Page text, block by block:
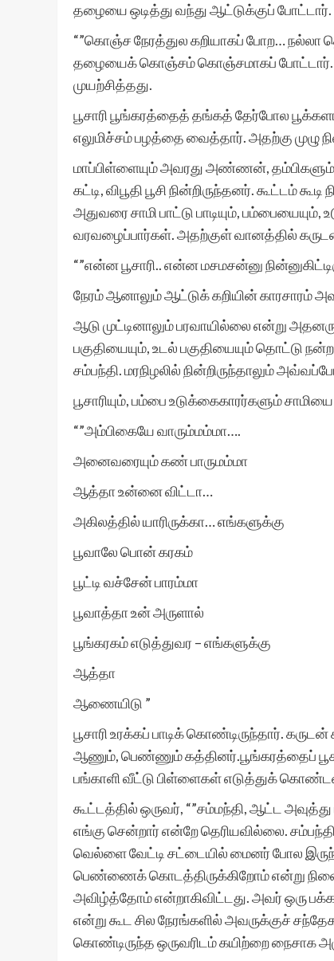
தழையை ஒடித்து வந்து ஆட்டுக்குப் போட்டார்.
“”கொஞ்ச நேரத்துல கறியாகப் போற… நல்லா
தழையைக் கொஞ்சம் கொஞ்சமாகப் போட்டார்.
முயற்சித்தது.
பூசாரி பூங்கரத்தைத் தங்கத் தேர்போல
எலுமிச்சம் பழத்தை வைத்தார். அதற்கு முழு
மாப்பிள்ளையும் அவரது அண்ணன், தம்பிகளும்
கட்டி, விபூதி பூசி நின்றிருந்தனர். கூட்டம்
அதுவரை சாமி பாட்டு பாடியும், பம்பையையும்,
வரவழைப்பார்கள். அதற்குள் வானத்தில்
“”என்ன பூசாரி.. என்ன மசமசன்னு
நேரம் ஆனாலும் ஆட்டுக் கறியின் காரசாரம்
ஆடு முட்டினாலும் பரவாயில்லை என்று
பகுதியையும், உடல் பகுதியையும் தொட்டு
சம்பந்தி. மரநிழலில் நின்றிருந்தாலும்
பூசாரியும், பம்பை உடுக்கைகாரர்களும்
“”அம்பிகையே வாரும்மம்மா….
அனைவரையும் கண் பாருமம்மா
ஆத்தா உன்னை விட்டா…
அகிலத்தில் யாரிருக்கா… எங்களுக்கு
பூவாலே பொன் கரகம்
பூட்டி வச்சேன் பாரம்மா
பூவாத்தா உன் அருளால்
பூங்கரகம் எடுத்துவர – எங்களுக்கு
ஆத்தா
ஆணையிடு ”
பூசாரி உரக்கப் பாடிக் கொண்டிருந்தார்.
ஆணும், பெண்ணும் கத்தினர்.பூங்கரத்தைப்
பங்காளி வீட்டு பிள்ளைகள் எடுத்துக்
கூட்டத்தில் ஒருவர், “”சம்மந்தி, ஆட்ட
எங்கு சென்றார் என்றே தெரியவில்லை.
வெல்ளை வேட்டி சட்டையில் மைனர் போல இருந்த
பெண்ணைக் கொடத்திருக்கிறோம் என்று
அவிழ்த்தோம் என்றாகிவிட்டது. அவர் ஒரு
என்று கூட சில நேரங்களில் அவருக்குச்
கொண்டிருந்த ஒருவரிடம் கயிற்றை நைசாக